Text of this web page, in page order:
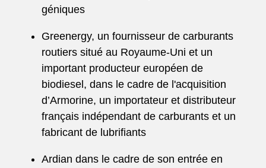
géniques
Greenergy, un fournisseur de carburants
routiers situé au Royaume-Uni et un
important producteur européen de
biodiesel, dans le cadre de l'acquisition
d’Armorine, un importateur et distributeur
français indépendant de carburants et un
fabricant de lubrifiants
Ardian dans le cadre de son entrée en